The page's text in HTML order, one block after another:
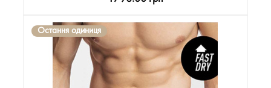
Остання одиниця